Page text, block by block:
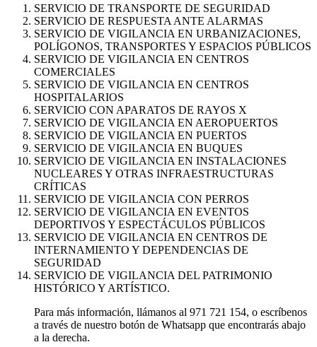
SERVICIO DE TRANSPORTE DE SEGURIDAD
SERVICIO DE RESPUESTA ANTE ALARMAS
SERVICIO DE VIGILANCIA EN URBANIZACIONES,
POLÍGONOS, TRANSPORTES Y ESPACIOS PÚBLICOS
SERVICIO DE VIGILANCIA EN CENTROS
COMERCIALES
SERVICIO DE VIGILANCIA EN CENTROS
HOSPITALARIOS
SERVICIO CON APARATOS DE RAYOS X
SERVICIO DE VIGILANCIA EN AEROPUERTOS
SERVICIO DE VIGILANCIA EN PUERTOS
SERVICIO DE VIGILANCIA EN BUQUES
SERVICIO DE VIGILANCIA EN INSTALACIONES
NUCLEARES Y OTRAS INFRAESTRUCTURAS
CRÍTICAS
SERVICIO DE VIGILANCIA CON PERROS
SERVICIO DE VIGILANCIA EN EVENTOS
DEPORTIVOS Y ESPECTÁCULOS PÚBLICOS
SERVICIO DE VIGILANCIA EN CENTROS DE
INTERNAMIENTO Y DEPENDENCIAS DE
SEGURIDAD
SERVICIO DE VIGILANCIA DEL PATRIMONIO
HISTÓRICO Y ARTÍSTICO.
Para más información, llámanos al 971 721 154, o escríbenos
a través de nuestro botón de Whatsapp que encontrarás abajo
a la derecha.